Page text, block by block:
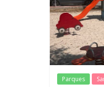
Parques